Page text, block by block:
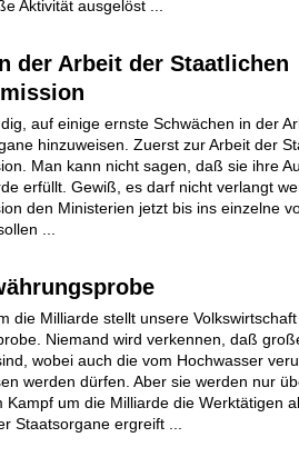
Aktivität ausgelöst ...
der Arbeit der Staatlichen
auf einige ernste Schwächen in der
hinzuweisen. Zuerst zur Arbeit der
Man kann nicht sagen, daß sie ihre
erfüllt. Gewiß, es darf nicht verlangt
den Ministerien jetzt bis ins einzelne
...
die Milliarde stellt unsere
Niemand wird verkennen, daß
wobei auch die vom Hochwasser
werden dürfen. Aber sie werden nur
Kampf um die Milliarde die Werktätigen
Staatsorgane ergreift ...